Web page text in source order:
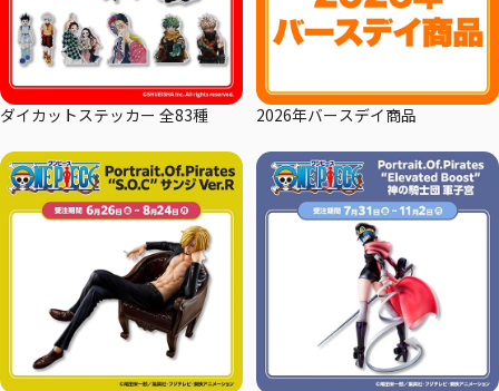
ダイカットステッカー 全83種 2026年バースデイ商品